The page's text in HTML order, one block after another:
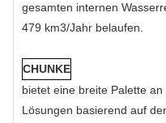
gesamten internen
479 km3/Jahr belaufen.
CHUNKE
bietet eine breite Palette
Lösungen basierend auf